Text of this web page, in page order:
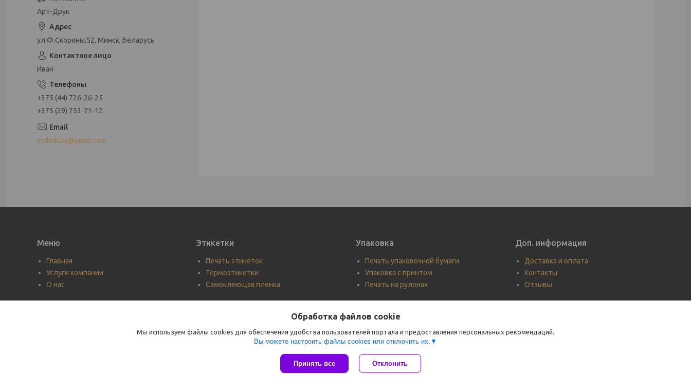
Арт-Друк
ул.Ф.Скорины,52, Минск, Беларусь
Иван
+375 (44) 726-26-25
+375 (29) 753-71-12
asdruk.by@gmail.com
Меню
Главная
Услуги компании
О нас
Этикетки
Печать этикеток
Термоэтикетки
Самоклеющая пленка
Упаковка
Печать упаковочной бумаги
Упаковка с принтом
Печать на рулонах
Доп. информация
Доставка и оплата
Контакты
Отзывы
Сайт создан на платформе Deal.by
Политика обработки файлов cookies
Обработка файлов cookie
Мы используем файлы cookies для обеспечения удобства пользователей портала и предоставления персональных рекомендаций.
Вы можете настроить файлы cookies или отключить их.
Принять все Отклонить